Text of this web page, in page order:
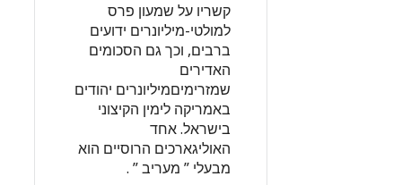
קשריו על שמעון פרס
למולטי-מיליונרים ידועים
ברבים, וכך גם הסכומים
האדירים
שמזרימיםמיליונרים יהודים
באמריקה לימין הקיצוני
בישראל. אחד
האוליגארכים הרוסיים הוא
מבעלי ” מעריב ” .